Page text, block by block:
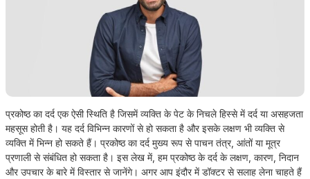
प्रकोष्ठ का दर्द एक ऐसी स्थिति है जिसमें व्यक्ति के पेट के निचले हिस्से में दर्द या असहजता
महसूस होती है। यह दर्द विभिन्न कारणों से हो सकता है और इसके लक्षण भी व्यक्ति से
व्यक्ति में भिन्न हो सकते हैं। प्रकोष्ठ का दर्द मुख्य रूप से पाचन तंत्र, आंतों या मूत्र
प्रणाली से संबंधित हो सकता है। इस लेख में, हम प्रकोष्ठ के दर्द के लक्षण, कारण, निदान
और उपचार के बारे में विस्तार से जानेंगे। अगर आप इंदौर में डॉक्टर से सलाह लेना चाहते हैं